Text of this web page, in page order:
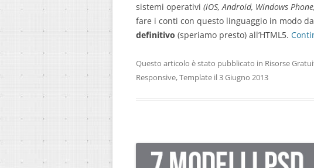
sistemi operativi (iOS, Android, Windows
fare i conti con questo linguaggio in modo
definitivo (speriamo presto) all’HTML5.
Questo articolo è stato pubblicato in Risorse
Responsive,Template il3 Giugno 2013